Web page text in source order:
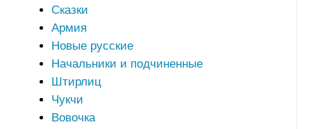
Сказки
Армия
Новые русские
Начальники и подчиненные
Штирлиц
Чукчи
Вовочка